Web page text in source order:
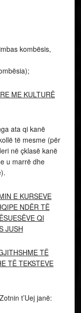
kombësis,
ME KULTURË
ata qi kanë
të mesme (për
në çklasë kanë
u marrë dhe
E KURSEVE
NDËR TË
QI
JUSH
TË
TË TEKSTEVE
t’Uej janë: